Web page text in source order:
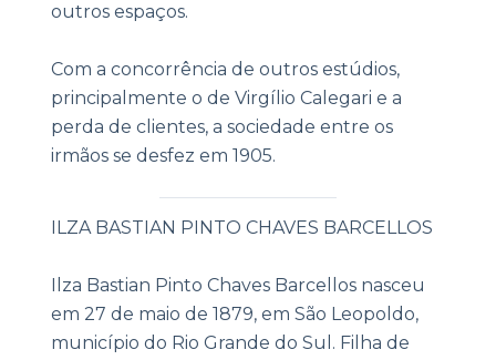
outros espaços.
Com a concorrência de outros estúdios,
principalmente o de Virgílio Calegari e a
perda de clientes, a sociedade entre os
irmãos se desfez em 1905.
ILZA BASTIAN PINTO CHAVES BARCELLOS
Ilza Bastian Pinto Chaves Barcellos nasceu
em 27 de maio de 1879, em São Leopoldo,
município do Rio Grande do Sul. Filha de